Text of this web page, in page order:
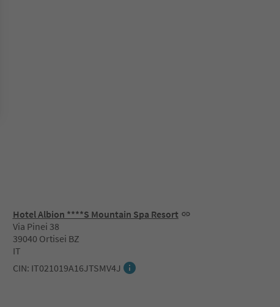
Hotel Albion ****S Mountain Spa Resort
Via Pinei 38
39040 Ortisei BZ
IT
CIN: IT021019A16JTSMV4J